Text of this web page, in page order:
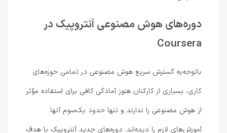
دوره‌های هوش مصنوعی آنتروپیک در
Coursera
باتوجه‌به گسترش سریع هوش مصنوعی در تمامی حوزه‌های
کاری، بسیاری از کارکنان هنوز آمادگی کافی برای استفاده مؤثر
از هوش مصنوعی را ندارند و تنها حدود یک‌سوم آنها
آموزش‌های لازم را دیده‌اند. دوره‌های جدید آنتروپیک با هدف